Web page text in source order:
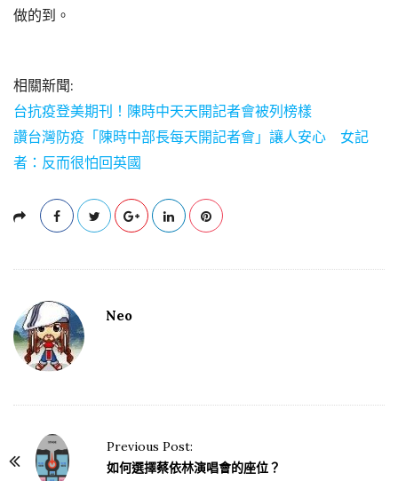
做的到。
相關新聞:
台抗疫登美期刊！陳時中天天開記者會被列榜樣
讚台灣防疫「陳時中部長每天開記者會」讓人安心 女記
者：反而很怕回英國
Neo
P
Previous Post:
如何選擇蔡依林演唱會的座位？